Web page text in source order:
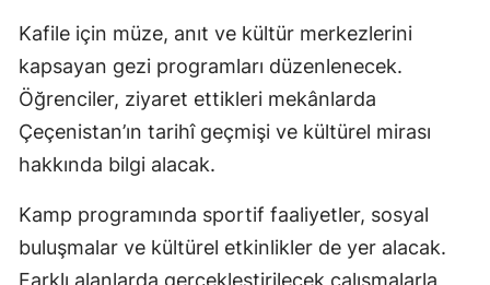
Kafile için müze, anıt ve kültür merkezlerini
kapsayan gezi programları düzenlenecek.
Öğrenciler, ziyaret ettikleri mekânlarda
Çeçenistan’ın tarihî geçmişi ve kültürel mirası
hakkında bilgi alacak.
Kamp programında sportif faaliyetler, sosyal
buluşmalar ve kültürel etkinlikler de yer alacak.